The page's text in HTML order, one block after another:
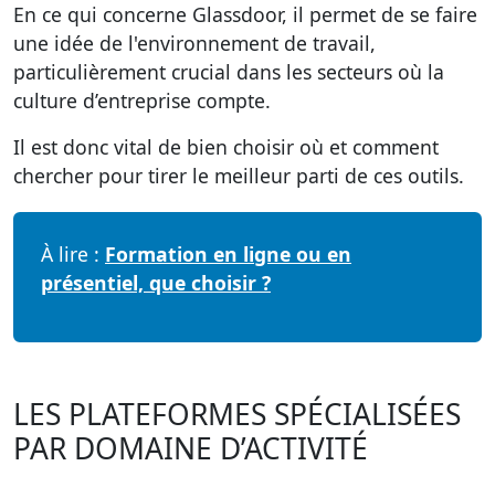
En ce qui concerne Glassdoor, il permet de se faire
une idée de l'environnement de travail,
particulièrement crucial dans les secteurs où la
culture d’entreprise compte.
Il est donc vital de bien choisir où et comment
chercher pour tirer le meilleur parti de ces outils.
À lire : Formation en ligne ou en
présentiel, que choisir ?
LES PLATEFORMES SPÉCIALISÉES
PAR DOMAINE D’ACTIVITÉ